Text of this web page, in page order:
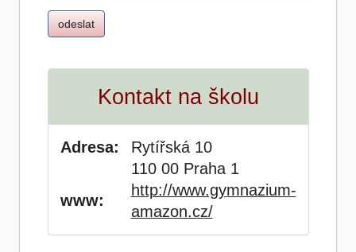
Kontakt na školu
Adresa:
Rytířská 10
110 00 Praha 1
www:
http://www.gymnazium-
amazon.cz/